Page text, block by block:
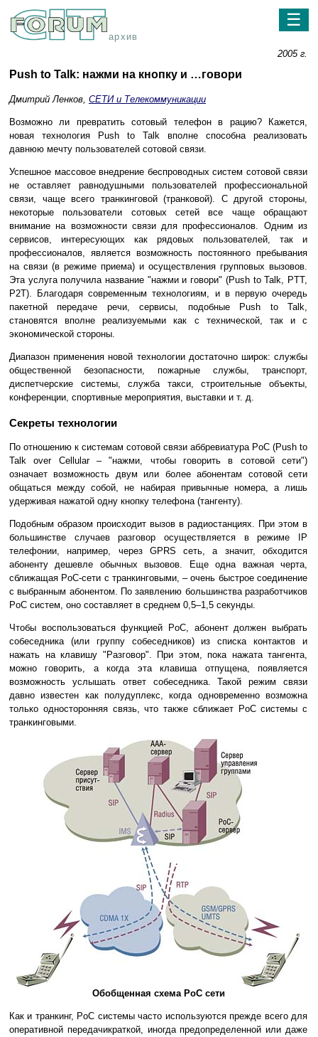
архив
☰
2005 г.
Push to Talk: нажми на кнопку и …говори
Дмитрий Ленков, СЕТИ и Телекоммуникации
Возможно ли превратить сотовый телефон в рацию? Кажется,
новая технология Push to Talk вполне способна реализовать
давнюю мечту пользователей сотовой связи.
Успешное массовое внедрение беспроводных систем сотовой связи
не оставляет равнодушными пользователей профессиональной
связи, чаще всего транкинговой (транковой). С другой стороны,
некоторые пользователи сотовых сетей все чаще обращают
внимание на возможности связи для профессионалов. Одним из
сервисов, интересующих как рядовых пользователей, так и
профессионалов, является возможность постоянного пребывания
на связи (в режиме приема) и осуществления групповых вызовов.
Эта услуга получила название "нажми и говори" (Push to Talk, PTT,
P2T). Благодаря современным технологиям, и в первую очередь
пакетной передаче речи, сервисы, подобные Push to Talk,
становятся вполне реализуемыми как с технической, так и с
экономической стороны.
Диапазон применения новой технологии достаточно широк: службы
общественной безопасности, пожарные службы, транспорт,
диспетчерские системы, служба такси, строительные объекты,
конференции, спортивные мероприятия, выставки и т. д.
Секреты технологии
По отношению к системам сотовой связи аббревиатура PoC (Push to
Talk over Cellular – "нажми, чтобы говорить в сотовой сети")
означает возможность двум или более абонентам сотовой сети
общаться между собой, не набирая привычные номера, а лишь
удерживая нажатой одну кнопку телефона (тангенту).
Подобным образом происходит вызов в радиостанциях. При этом в
большинстве случаев разговор осуществляется в режиме IP
телефонии, например, через GPRS сеть, а значит, обходится
абоненту дешевле обычных вызовов. Еще одна важная черта,
сближащая PoC-сети с транкинговыми, – очень быстрое соединение
с выбранным абонентом. По заявлению большинства разработчиков
PoC систем, оно составляет в среднем 0,5–1,5 секунды.
Чтобы воспользоваться функцией PoC, абонент должен выбрать
собеседника (или группу собеседников) из списка контактов и
нажать на клавишу "Разговор". При этом, пока нажата тангента,
можно говорить, а когда эта клавиша отпущена, появляется
возможность услышать ответ собеседника. Такой режим связи
давно известен как полудуплекс, когда одновременно возможна
только односторонняя связь, что также сближает PoC системы с
транкинговыми.
Обобщенная схема PoC сети
Как и транкинг, PoC системы часто используются прежде всего для
оперативной передачикраткой, иногда предопределенной или даже